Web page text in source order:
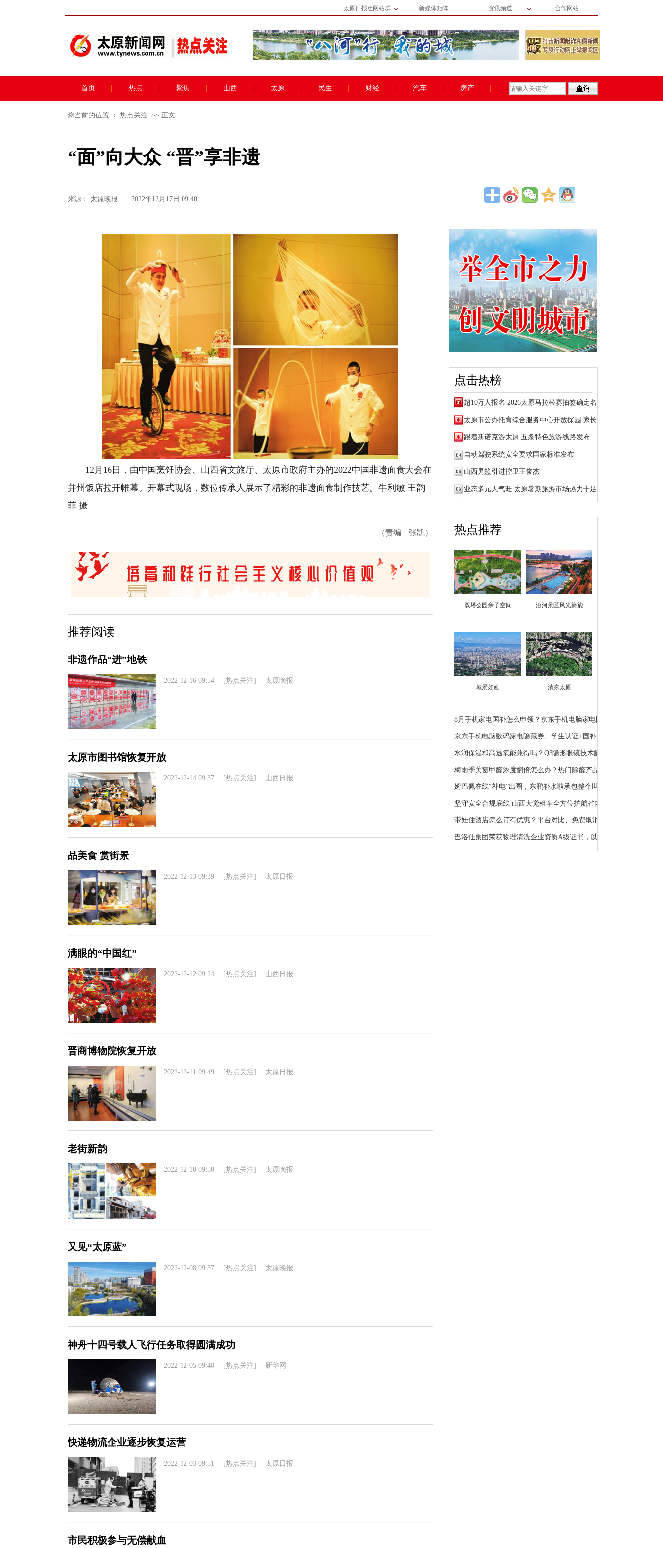
太原日报社网站群 新媒体矩阵 资讯频道 合作网站
首页 热点 聚焦 山西 太原 民生 财经 汽车 房产
您当前的位置 ： 热点关注 >> 正文
“面”向大众 “晋”享非遗
来源： 太原晚报 2022年12月17日 09:40
12月16日，由中国烹饪协会、山西省文旅厅、太原市政府主办的2022中国非遗面食大会在
并州饭店拉开帷幕。开幕式现场，数位传承人展示了精彩的非遗面食制作技艺。牛利敏 王韵
菲 摄
（责编：张凯）
点击热榜
超10万人报名 2026太原马拉松赛抽签确定名额
跟着斯诺克游太原 五条特色旅游线路发布
自动驾驶系统安全要求国家标准发布
山西男篮引进控卫王俊杰
业态多元人气旺 太原暑期旅游市场热力十足
热点推荐
双塔公园亲子空间 汾河景区风光旖旎
城景如画 清凉太原
8月手机家电国补怎么申领？京东手机电脑家电国补领...
京东手机电脑数码家电隐藏券、学生认证+国补+苹果...
水润保湿和高透氧能兼得吗？Q3隐形眼镜技术解析：...
梅雨季关窗甲醛浓度翻倍怎么办？热门除醛产品推荐
姆巴佩在线“补电”出圈，东鹏补水啦承包整个世界...
坚守安全合规底线 山西大觉租车全方位护航省内各类...
带娃住酒店怎么订有优惠？平台对比、免费取消、避...
巴洛仕集团荣获物理清洗企业资质A级证书，以顶级资...
推荐阅读
非遗作品“进”地铁
2022-12-16 09:54 [热点关注] 太原晚报
太原市图书馆恢复开放
2022-12-14 09:37 [热点关注] 山西日报
品美食 赏街景
2022-12-13 09:39 [热点关注] 太原日报
满眼的“中国红”
2022-12-12 09:24 [热点关注] 山西日报
晋商博物院恢复开放
2022-12-11 09:49 [热点关注] 太原日报
老街新韵
2022-12-10 09:50 [热点关注] 太原晚报
又见“太原蓝”
2022-12-08 09:37 [热点关注] 太原晚报
神舟十四号载人飞行任务取得圆满成功
2022-12-05 09:40 [热点关注] 新华网
快递物流企业逐步恢复运营
2022-12-03 09:51 [热点关注] 太原日报
市民积极参与无偿献血